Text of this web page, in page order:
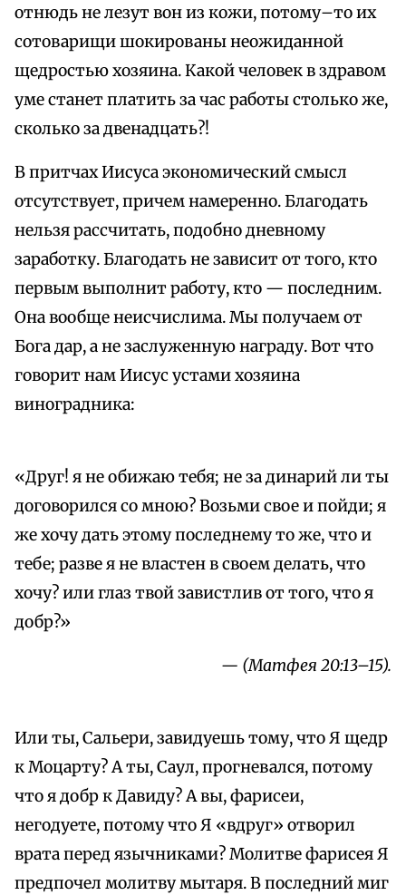
отнюдь не лезут вон из кожи, потому–то их
сотоварищи шокированы неожиданной
щедростью хозяина. Какой человек в здравом
уме станет платить за час работы столько же,
сколько за двенадцать?!
В притчах Иисуса экономический смысл
отсутствует, причем намеренно. Благодать
нельзя рассчитать, подобно дневному
заработку. Благодать не зависит от того, кто
первым выполнит работу, кто — последним.
Она вообще неисчислима. Мы получаем от
Бога дар, а не заслуженную награду. Вот что
говорит нам Иисус устами хозяина
виноградника:
«Друг! я не обижаю тебя; не за динарий ли ты
договорился со мною? Возьми свое и пойди; я
же хочу дать этому последнему то же, что и
тебе; разве я не властен в своем делать, что
хочу? или глаз твой завистлив от того, что я
добр?»
— (Матфея 20:13–15).
Или ты, Сальери, завидуешь тому, что Я щедр
к Моцарту? А ты, Саул, прогневался, потому
что я добр к Давиду? А вы, фарисеи,
негодуете, потому что Я «вдруг» отворил
врата перед язычниками? Молитве фарисея Я
предпочел молитву мытаря. В последний миг